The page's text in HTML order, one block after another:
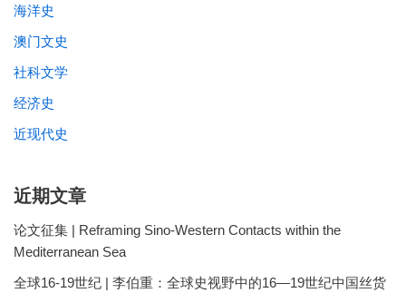
海洋史
澳门文史
社科文学
经济史
近现代史
近期文章
论文征集 | Reframing Sino-Western Contacts within the
Mediterranean Sea
全球16-19世纪 | 李伯重：全球史视野中的16—19世纪中国丝货